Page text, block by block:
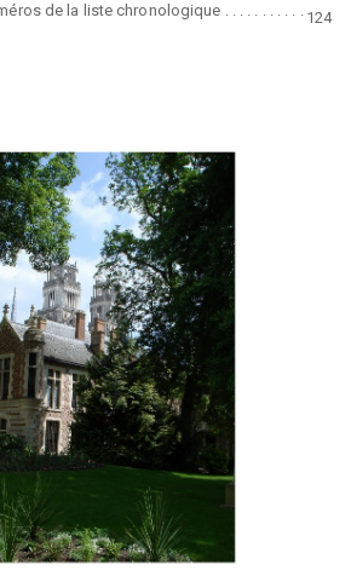
de la liste chronologique . . . . . . . . . . . 124